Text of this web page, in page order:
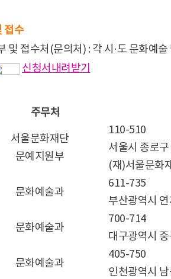
접수
및 접수처(문의처) : 각 시·도 문화예
신청서내려받기
주무처
서울문화재단
문예지원부
110-510
서울시 종로
(재)서울문화
문화예술과
611-735
부산광역시
문화예술과
700-714
대구광역시
문화예술과
405-750
인천광역시